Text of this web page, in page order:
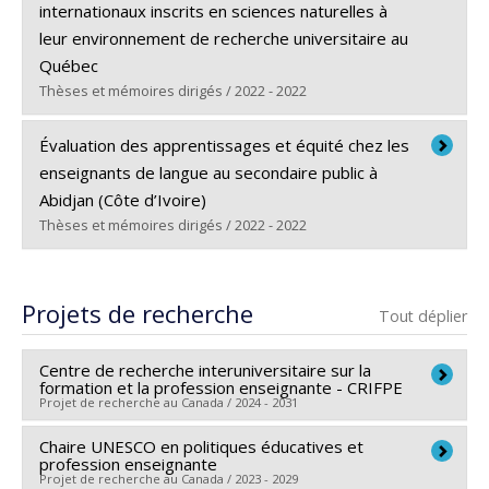
Morales-Perlaza, A.(décembre 2022).La
professionnalisation des enseignants : conceptions
et facteurs en jeu
cours ETA6917 Étude comparée en
administration de l’éducation, Université de
Montréal. Montréal, Québec.
Morales -Perlaza, A.(octobre 2022).La
sociologie fonctionnaliste et les professions.
Conférence sous invitation au cours SOC-2006
Buser, M. &Morales-Perlaza, A.
(juin 2021).
Comparer des programmes de formation :
l’exemple d’une comparaison Québec-Ontario-
Suisse.Conférence sous invitation au cours
ETA6917 Étude comparée en administration de
l’éducation, Université de Montréal.
Cycle :Maîtrise
Diplôme obtenu :M.A.
Lien vers le document dans Papyrus
internationaux inscrits en sciences naturelles à
leur environnement de recherche universitaire au
Québec
Thèses et mémoires dirigés / 2022 - 2022
Diplômé(e) :Larochelle, Marlène
Cycle :Maîtrise
Diplôme obtenu :M.A.
Lien vers le document dans Papyrus
Évaluation des apprentissages et équité chez les
enseignants de langue au secondaire public à
Abidjan (Côte d’Ivoire)
Thèses et mémoires dirigés / 2022 - 2022
Cycle :Maîtrise
Diplôme obtenu :M.A.
Lien vers le document dans Papyrus
Projets de recherche Tout déplier
Centre de recherche interuniversitaire sur la
formation et la profession enseignante - CRIFPE
Projet de recherche au Canada / 2024 - 2031
Chercheur principal : Marc André Éthier
Co-chercheurs : Annie Malo,Joëlle Morrissette
Chaire UNESCO en politiques éducatives et
profession enseignante
Projet de recherche au Canada / 2023 - 2029